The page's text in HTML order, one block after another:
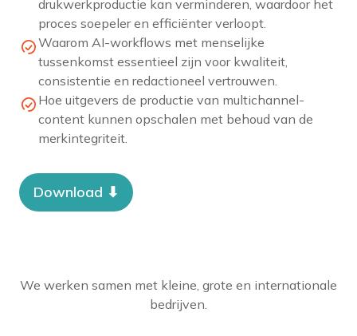
drukwerkproductie kan verminderen, waardoor het
proces soepeler en efficiënter verloopt.
Waarom AI-workflows met menselijke
tussenkomst essentieel zijn voor kwaliteit,
consistentie en redactioneel vertrouwen.
Hoe uitgevers de productie van multichannel-
content kunnen opschalen met behoud van de
merkintegriteit.
Download ⬇︎
We werken samen met kleine, grote en internationale
bedrijven.